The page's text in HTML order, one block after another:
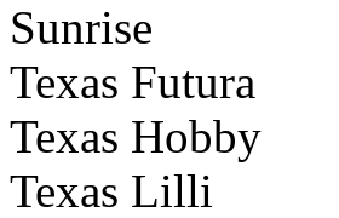
Sunrise
Texas Futura
Texas Hobby
Texas Lilli